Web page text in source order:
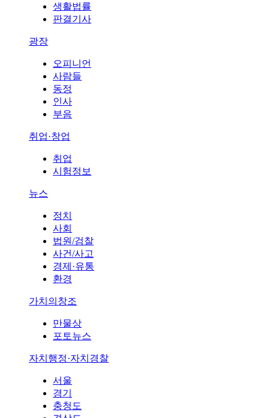
생활법률
판결기사
광장
오피니언
사람들
동정
인사
부음
취업·창업
취업
시험정보
뉴스
정치
사회
법원/검찰
사건/사고
경제·유통
환경
가치의창조
만물상
포토뉴스
자치행정·자치경찰
서울
경기
충청도